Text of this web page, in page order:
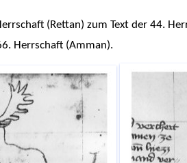
(Rettan) zum Text der 44.
Herrschaft (Amman).